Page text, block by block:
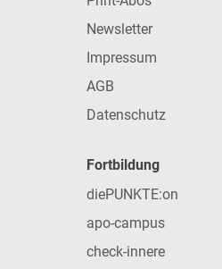
Newsletter
Impressum
AGB
Datenschutz
Fortbildung
diePUNKTE:on
apo-campus
check-innere